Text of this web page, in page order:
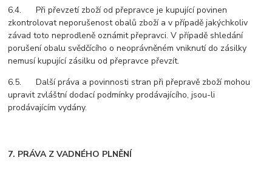
6.4. Při převzetí zboží od přepravce je kupující povinen
zkontrolovat neporušenost obalů zboží a v případě jakýchkoliv
závad toto neprodleně oznámit přepravci. V případě shledání
porušení obalu svědčícího o neoprávněném vniknutí do zásilky
nemusí kupující zásilku od přepravce převzít.
6.5. Další práva a povinnosti stran při přepravě zboží mohou
upravit zvláštní dodací podmínky prodávajícího, jsou-li
prodávajícím vydány.
7. PRÁVA Z VADNÉHO PLNĚNÍ